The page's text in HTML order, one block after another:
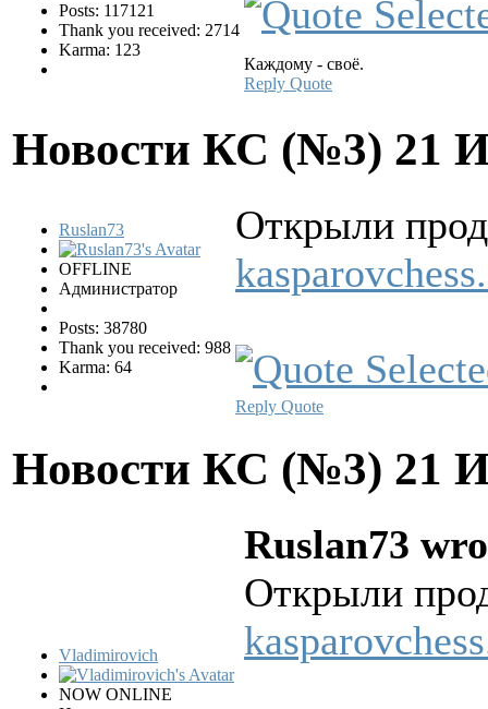
Posts: 117121
Thank you received: 2714
Karma: 123
Каждому - своё.
Reply Quote
Новости КС (№3) 21
Ruslan73
OFFLINE
Администратор
Posts: 38780
Thank you received: 988
Karma: 64
Открыли
Reply Quote
Новости КС (№3) 21
Vladimirovich
NOW ONLINE
Ruslan73
Открыли